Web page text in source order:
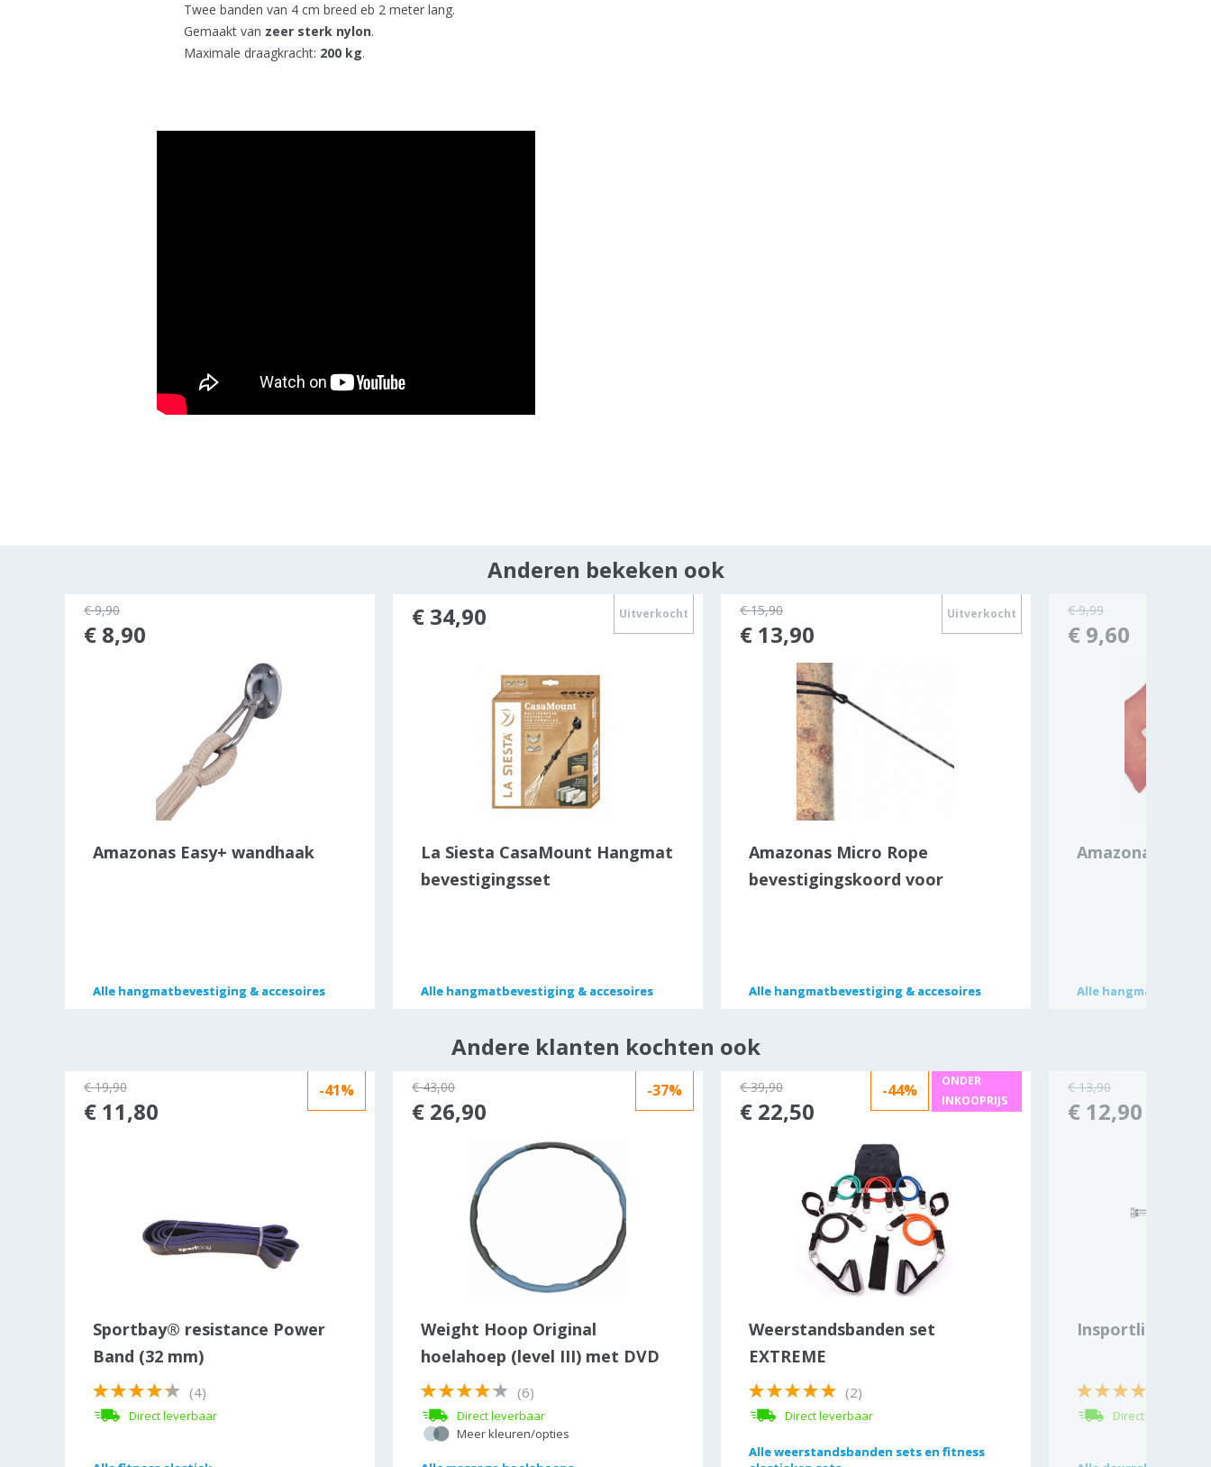
Twee banden van 4 cm breed eb 2 meter lang.
Gemaakt van zeer sterk nylon.
Maximale draagkracht: 200 kg.
Anderen bekeken ook
Amazonas Easy+ wandhaak
Alle hangmatbevestiging & accesoires
Alle hangmatbevestiging & accesoires
€ 9,90
€ 8,90
Uitverkocht
La Siesta CasaMount Hangmat
bevestigingsset
Alle hangmatbevestiging & accesoires
Alle hangmatbevestiging & accesoires
€ 34,90 Uitverkocht
Amazonas Micro Rope
bevestigingskoord voor
Alle hangmatbevestiging & accesoires
Alle hangmatbevestiging & accesoires
€ 15,90
€ 13,90
Amazonas
Alle
Alle
€ 9,99
€ 9,60
Andere klanten kochten ook
-41%
Sportbay® resistance Power
Band (32 mm)
(4)
Direct leverbaar
€ 19,90
€ 11,80
-37%
Weight Hoop Original
hoelahoep (level III) met DVD
(6)
Direct leverbaar
Meer kleuren/opties
€ 43,00
€ 26,90
-44%
ONDER
INKOOPRIJS
Weerstandsbanden set
EXTREME
(2)
Direct leverbaar
Alleweerstandsbanden sets en fitness
Alleweerstandsbanden sets en fitness
€ 39,90
€ 22,50
Insportline
Direct leverbaar
€ 13,90
€ 12,90